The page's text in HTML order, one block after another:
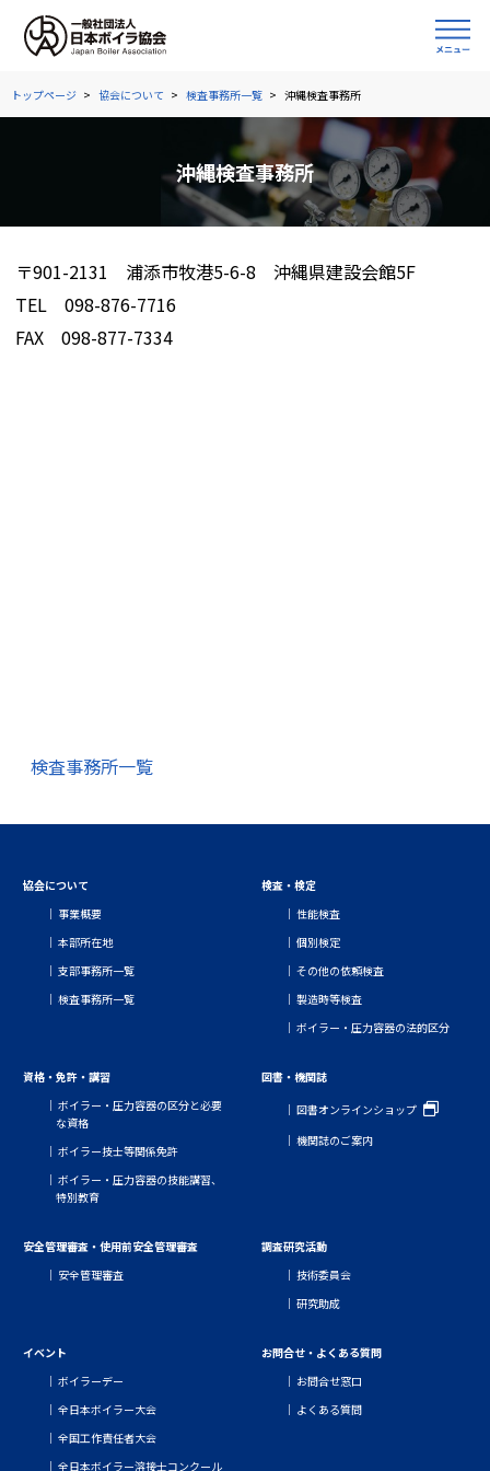
トップページ 協会について 検査事務所一覧 沖縄検査事務所
沖縄検査事務所
〒901-2131 浦添市牧港5-6-8 沖縄県建設会館5F
TEL 098-876-7716
FAX 098-877-7334
検査事務所一覧
協会について
事業概要
本部所在地
支部事務所一覧
検査事務所一覧
検査・検定
性能検査
個別検定
その他の依頼検査
製造時等検査
ボイラー・圧力容器の法的区分
資格・免許・講習
ボイラー・圧力容器の区分と必要
な資格
ボイラー技士等関係免許
ボイラー・圧力容器の技能講習、
特別教育
図書・機関誌
図書オンラインショップ
機関誌のご案内
安全管理審査・使用前安全管理審査
安全管理審査
調査研究活動
技術委員会
研究助成
イベント
ボイラーデー
全日本ボイラー大会
全国工作責任者大会
全日本ボイラー溶接士コンクール
お問合せ・よくある質問
お問合せ窓口
よくある質問